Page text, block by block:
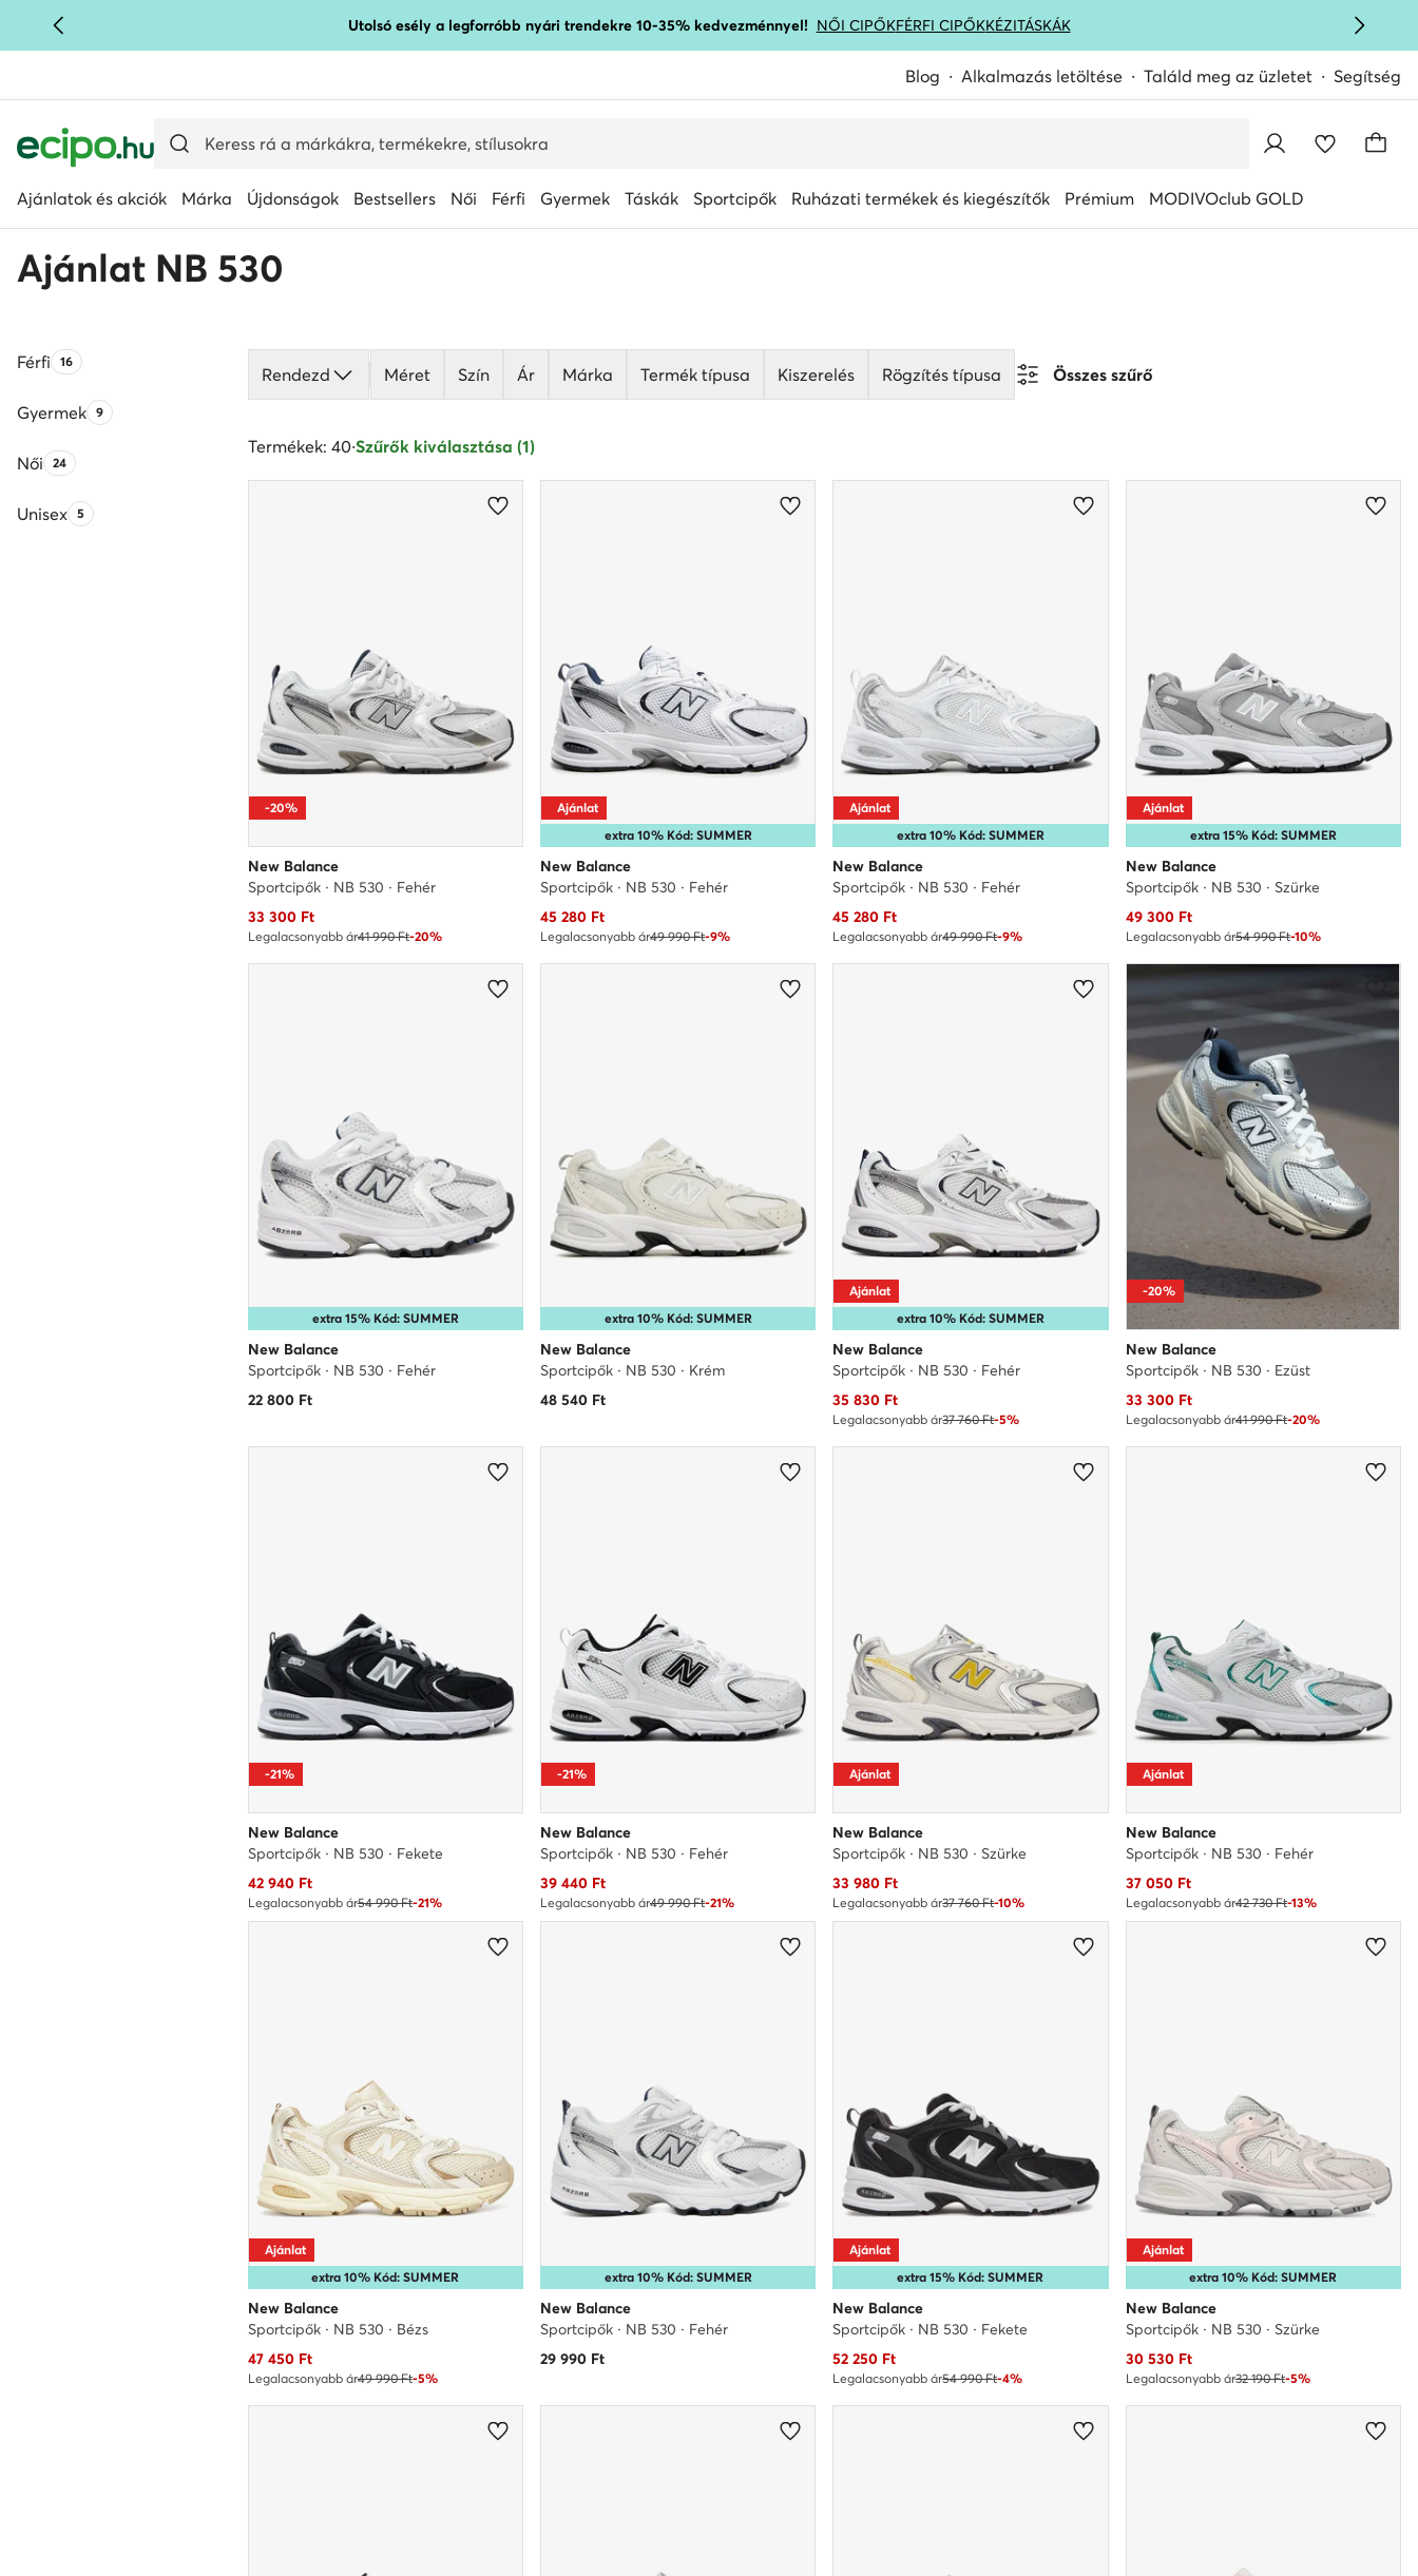
UGRÁS A FŐ TARTALOMRA Utolsó esély a legforróbb nyári trendekre 10-35% kedvezménnyel! NŐI CIPŐKFÉRFI CIPŐKKÉZITÁSKÁK
Blog Alkalmazás letöltése Találd meg az üzletet Segítség
Ajánlatok és akciók Márka Újdonságok Bestsellers Női Férfi Gyermek Táskák Sportcipők Ruházati termékek és kiegészítők Prémium MODIVOclub GOLD
Ajánlat NB 530
FérfiTermékek száma:
16
GyermekTermékek száma:
9
NőiTermékek száma:
24
UnisexTermékek száma:
5
Rendezd Méret Szín Ár Márka Termék típusa Kiszerelés Rögzítés típusa Összes szűrő
Termékek: 40·Szűrők kiválasztása (1)
-20%
New Balance
Sportcipők · NB 530 · Fehér
Aktuális ár
33 300Ft
Legalacsonyabb ár41 990 Ft-20%
extra 10% Kód: SUMMER
Ajánlat
New Balance
Sportcipők · NB 530 · Fehér
Aktuális ár
45 280Ft
Legalacsonyabb ár49 990 Ft-9%
extra 10% Kód: SUMMER
Ajánlat
New Balance
Sportcipők · NB 530 · Fehér
Aktuális ár
45 280 Ft
Legalacsonyabb ár49 990 Ft-9%
extra 15% Kód: SUMMER
Ajánlat
New Balance
Sportcipők · NB 530 · Szürke
Aktuális ár
49 300Ft
Legalacsonyabb ár54 990 Ft-10%
extra 15% Kód: SUMMER
New Balance
Sportcipők · NB 530 · Fehér
22 800Ft
extra 10% Kód: SUMMER
New Balance
Sportcipők · NB 530 · Krém
48 540Ft
extra 10% Kód: SUMMER
Ajánlat
New Balance
Sportcipők · NB 530 · Fehér
Aktuális ár
35 830 Ft
Legalacsonyabb ár37 760 Ft-5%
-20%
New Balance
Sportcipők · NB 530 · Ezüst
Aktuális ár
33 300Ft
Legalacsonyabb ár41 990 Ft-20%
-21%
New Balance
Sportcipők · NB 530 · Fekete
Aktuális ár
42 940Ft
Legalacsonyabb ár54 990 Ft-21%
-21%
New Balance
Sportcipők · NB 530 · Fehér
Aktuális ár
39 440Ft
Legalacsonyabb ár49 990 Ft-21%
Ajánlat
New Balance
Sportcipők · NB 530 · Szürke
Aktuális ár
33 980 Ft
Legalacsonyabb ár37 760 Ft-10%
Ajánlat
New Balance
Sportcipők · NB 530 · Fehér
Aktuális ár
37 050Ft
Legalacsonyabb ár42 730 Ft-13%
extra 10% Kód: SUMMER
Ajánlat
New Balance
Sportcipők · NB 530 · Bézs
Aktuális ár
47 450Ft
Legalacsonyabb ár49 990 Ft-5%
extra 10% Kód: SUMMER
New Balance
Sportcipők · NB 530 · Fehér
29 990Ft
extra 15% Kód: SUMMER
Ajánlat
New Balance
Sportcipők · NB 530 · Fekete
Aktuális ár
52 250 Ft
Legalacsonyabb ár54 990 Ft-4%
extra 10% Kód: SUMMER
Ajánlat
New Balance
Sportcipők · NB 530 · Szürke
Aktuális ár
30 530Ft
Legalacsonyabb ár32 190 Ft-5%